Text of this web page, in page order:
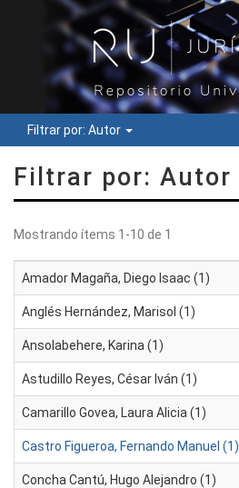
Filtrar por: Autor
Filtrar por: Autor
Mostrando ítems 1-10 de 1
Amador Magaña, Diego Isaac (1)
Anglés Hernández, Marisol (1)
Ansolabehere, Karina (1)
Astudillo Reyes, César Iván (1)
Camarillo Govea, Laura Alicia (1)
Castro Figueroa, Fernando Manuel (1)
Concha Cantú, Hugo Alejandro (1)